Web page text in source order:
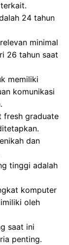
24 tahun
minimal
26 tahun saat
memiliki
komunikasi
fresh graduate
dan
tinggi adalah
komputer
oleh
saat ini
penting.